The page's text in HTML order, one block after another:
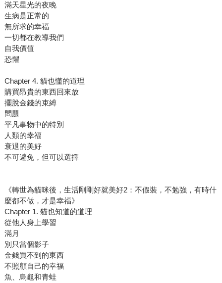
滿天星光的夜晚
生病是正常的
無所求的幸福
一切都在教導我們
自我價值
恐懼
Chapter 4. 貓也懂的道理
購買昂貴的東西回來放
擺脫金錢的束縛
問題
平凡事物中的特別
人類的幸福
衰退的美好
不可避免，但可以選擇
《轉世為貓咪後，生活剛剛好就美好2：不假裝，不勉強，有時什
麼都不做，才是幸福》
Chapter 1. 貓也知道的道理
從他人身上學習
滿月
別只當個影子
金錢買不到的東西
不照顧自己的幸福
魚、烏龜和青蛙